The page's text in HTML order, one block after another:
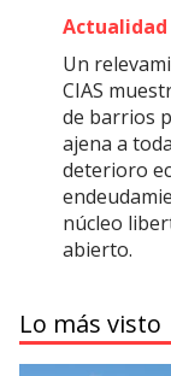
Actualidad
Un
CIAS
de barrios
ajena a
deterioro
núcleo
abierto.
Lo más visto